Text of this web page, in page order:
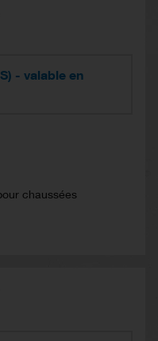
- valable en
chaussées